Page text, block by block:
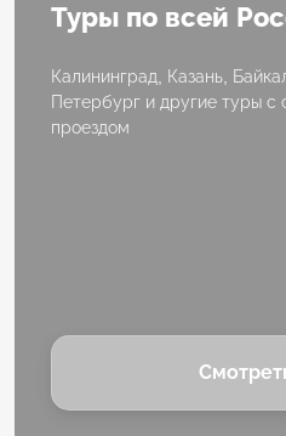
Туры по всей
Калининград, Казань,
Петербург и другие туры с
проездом